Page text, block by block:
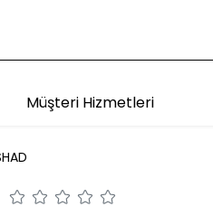
Müşteri Hizmetleri